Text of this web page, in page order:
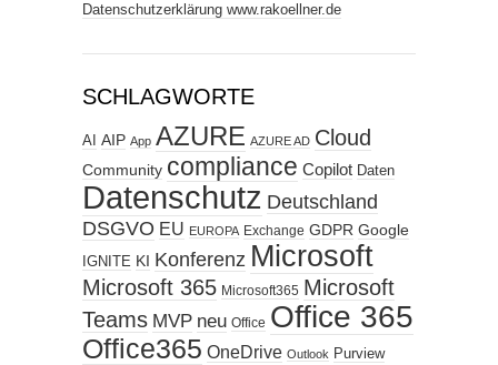
Datenschutzerklärung www.rakoellner.de
SCHLAGWORTE
AI AIP App AZURE AZURE AD Cloud
Community compliance Copilot Daten
Datenschutz Deutschland
DSGVO EU EUROPA Exchange GDPR Google
IGNITE KI Konferenz Microsoft
Microsoft 365 Microsoft365 Microsoft
Teams MVP neu Office Office 365
Office365 OneDrive Outlook Purview